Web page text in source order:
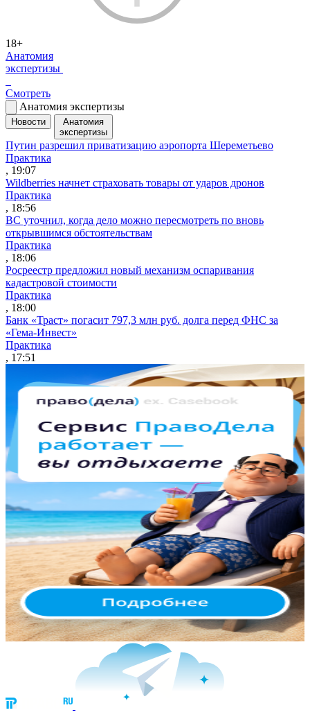
18+
Анатомия
экспертизы
Смотреть
Анатомия экспертизы
Новости
Анатомия
экспертизы
Путин разрешил приватизацию аэропорта Шереметьево
Практика
, 19:07
Wildberries начнет страховать товары от ударов дронов
Практика
, 18:56
ВС уточнил, когда дело можно пересмотреть по вновь
открывшимся обстоятельствам
Практика
, 18:06
Росреестр предложил новый механизм оспаривания
кадастровой стоимости
Практика
, 18:00
Банк «Траст» погасит 797,3 млн руб. долга перед ФНС за
«Гема-Инвест»
Практика
, 17:51